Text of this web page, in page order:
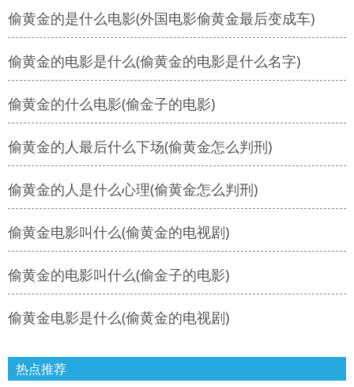
偷黄金的是什么电影(外国电影偷黄金最后变成车)
偷黄金的电影是什么(偷黄金的电影是什么名字)
偷黄金的什么电影(偷金子的电影)
偷黄金的人最后什么下场(偷黄金怎么判刑)
偷黄金的人是什么心理(偷黄金怎么判刑)
偷黄金电影叫什么(偷黄金的电视剧)
偷黄金的电影叫什么(偷金子的电影)
偷黄金电影是什么(偷黄金的电视剧)
热点推荐